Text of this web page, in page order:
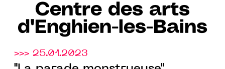
Centre des arts
d'Enghien-les-Bains
>>> 25.01.2023